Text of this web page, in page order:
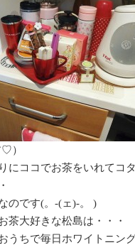
）
にココでお茶をいれてコ
のです(。-(ェ)-。 )
茶大好きな松島は・・・
うちで毎日ホワイトニン